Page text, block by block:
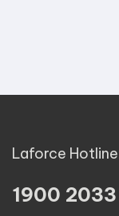
Laforce Hotline
1900 2033